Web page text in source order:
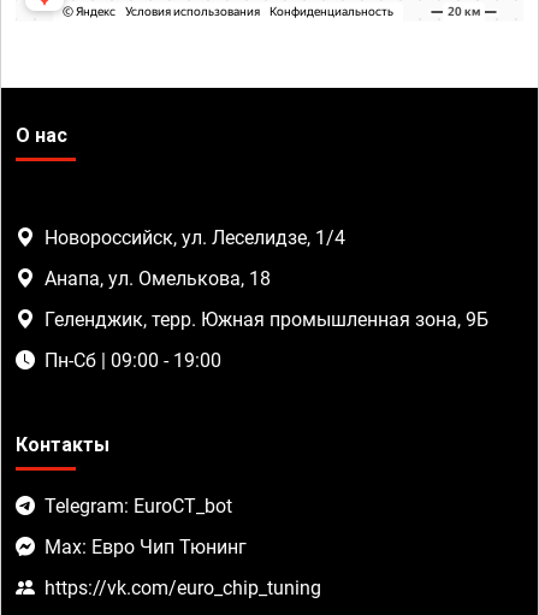
О нас
Новороссийск, ул. Леселидзе, 1/4
Анапа, ул. Омелькова, 18
Геленджик, терр. Южная промышленная зона, 9Б
Пн-Сб | 09:00 - 19:00
Контакты
Telegram: EuroCT_bot
Max: Евро Чип Тюнинг
https://vk.com/euro_chip_tuning